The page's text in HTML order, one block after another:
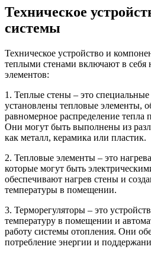
Техническое
системы
Техническое устройство и
теплыми стенами включают в себя
элементов:
1. Теплые стены – это
установлены тепловые элементы,
равномерное распределение
Они могут быть выполнены из
как металл, керамика или пластик.
2. Тепловые элементы – это
которые могут быть
обеспечивают нагрев стены и
температуры в помещении.
3. Терморегуляторы – это
температуру в помещении и
работу системы отопления. Они
потребление энергии и